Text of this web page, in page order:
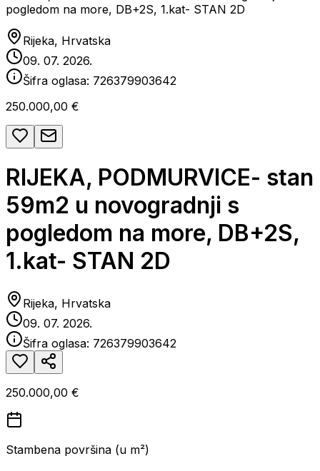
pogledom na more, DB+2S, 1.kat- STAN 2D
Rijeka, Hrvatska
09. 07. 2026.
Šifra oglasa: 726379903642
250.000,00 €
RIJEKA, PODMURVICE- stan
59m2 u novogradnji s
pogledom na more, DB+2S,
1.kat- STAN 2D
Rijeka, Hrvatska
09. 07. 2026.
Šifra oglasa: 726379903642
250.000,00 €
Stambena površina (u m²)